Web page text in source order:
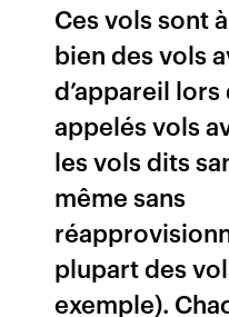
Ces vols sont
bien des vols
d’appareil lors
appelés vols
les vols dits
même sans
plupart des
exemple).